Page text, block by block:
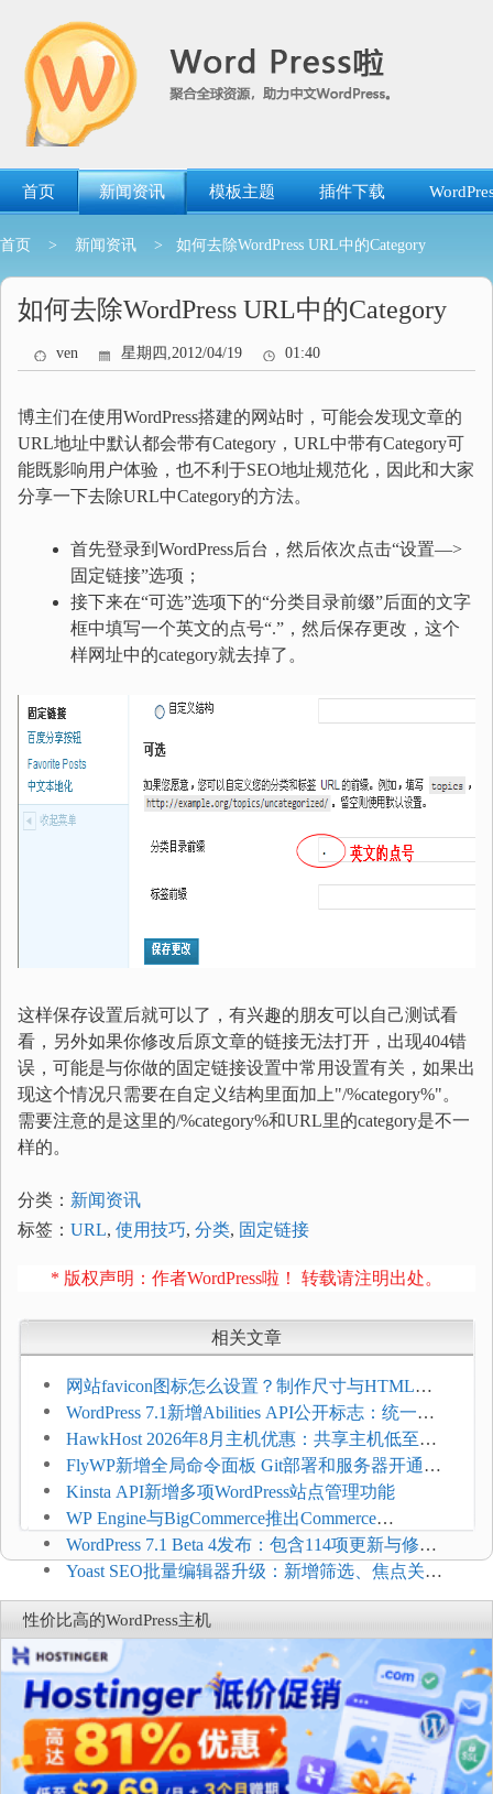
首页 新闻资讯 模板主题 插件下载
首页 > 新闻资讯 > 如何去除WordPress URL中的Category
如何去除WordPress URL中的Category
ven 星期四,2012/04/19 01:40
博主们在使用WordPress搭建的网站时，可能会发现文章的
URL地址中默认都会带有Category，URL中带有Category可
能既影响用户体验，也不利于SEO地址规范化，因此和大家
分享一下去除URL中Category的方法。
首先登录到WordPress后台，然后依次点击“设置—>
固定链接”选项；
接下来在“可选”选项下的“分类目录前缀”后面的文字
框中填写一个英文的点号“.”，然后保存更改，这个
样网址中的category就去掉了。
这样保存设置后就可以了，有兴趣的朋友可以自己测试看
看，另外如果你修改后原文章的链接无法打开，出现404错
误，可能是与你做的固定链接设置中常用设置有关，如果出
现这个情况只需要在自定义结构里面加上"/%category%"。
需要注意的是这里的/%category%和URL里的category是不一
样的。
分类： 新闻资讯
标签： URL, 使用技巧, 分类, 固定链接
* 版权声明：作者WordPress啦！ 转载请注明出处。
相关文章
网站favicon图标怎么设置？制作尺寸与HTML添
加方法
WordPress 7.1新增Abilities API公开标志：统一支
持REST API、MCP与AI代理
HawkHost 2026年8月主机优惠：共享主机低至
$2.61/月，高性能主机同步折扣
FlyWP新增全局命令面板 Git部署和服务器开通更
方便
Kinsta API新增多项WordPress站点管理功能
WP Engine与BigCommerce推出Commerce
Connect：WordPress商店可保留前台体验并扩展电
商能力
WordPress 7.1 Beta 4发布：包含114项更新与修
复，仅建议在测试环境体验
Yoast SEO批量编辑器升级：新增筛选、焦点关键
词与AI元数据草稿
性价比高的WordPress主机